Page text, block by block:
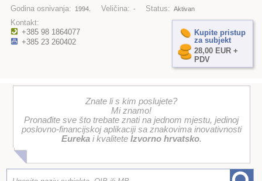
Godina osnivanja: 1994. Veličina: - Status: Aktivan
Kontakt:
+385 98 1864077
+385 23 260402
Kupite pristup
za subjekt
28,00 EUR +
PDV
Znate li s kim poslujete?
Mi znamo!
Pronađite sve što trebate znati na jednom mjestu, jedinoj
poslovno-financijskoj aplikaciji sa znakovima inovativnosti
Eurekai kvalitete Izvorno hrvatsko.